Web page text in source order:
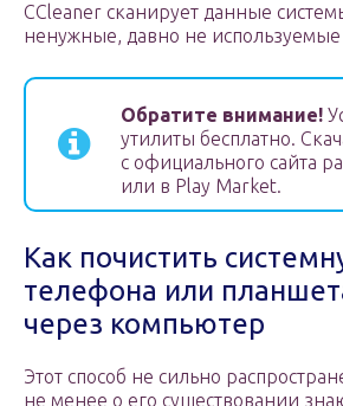
ССleaner сканирует данные
ненужные, давно не
Обратите внимание!
утилиты бесплатно.
с официального сайта
или в Play Market.
Как почистить
телефона или
через компьютер
Этот способ не сильно
не менее о его существовании